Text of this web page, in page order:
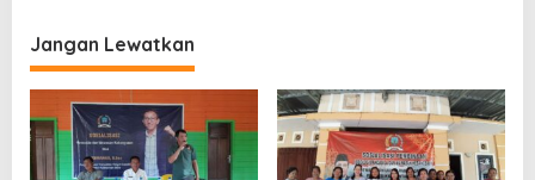
s
i
p
o
s
Jangan Lewatkan